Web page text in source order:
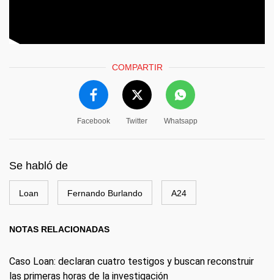
COMPARTIR
Facebook Twitter Whatsapp
Se habló de
Loan Fernando Burlando A24
NOTAS RELACIONADAS
Caso Loan: declaran cuatro testigos y buscan reconstruir
las primeras horas de la investigación